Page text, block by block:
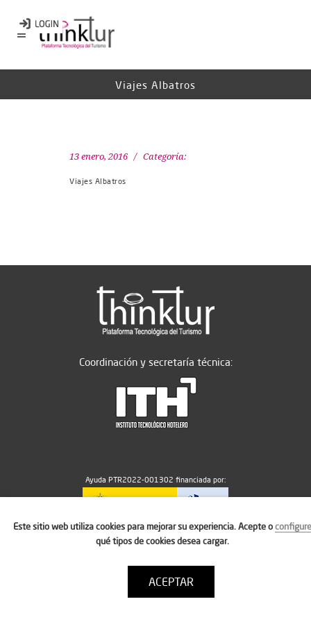
Viajes Albatros
13 enero, 2016 Categoría:
Viajes Albatros
Coordinación y secretaría técnica:
Ayuda PTR2022-001302 financiada por:
MICIU/AEI/10.13039/501100011033
Política de cookies
Condiciones de uso
Este sitio web utiliza cookies para mejorar su experiencia. Acepte oconfigure
qué tipos de cookies desea cargar.
ACEPTAR